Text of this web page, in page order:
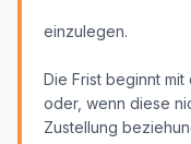
einzulegen.
Die Frist beginnt
oder, wenn diese
Zustellung